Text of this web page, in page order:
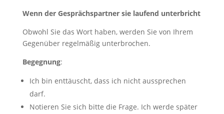
Wenn der Gesprächspartner sie laufend unterbricht
Obwohl Sie das Wort haben, werden Sie von Ihrem
Gegenüber regelmäßig unterbrochen.
Begegnung:
Ich bin enttäuscht, dass ich nicht aussprechen
darf.
Notieren Sie sich bitte die Frage. Ich werde später